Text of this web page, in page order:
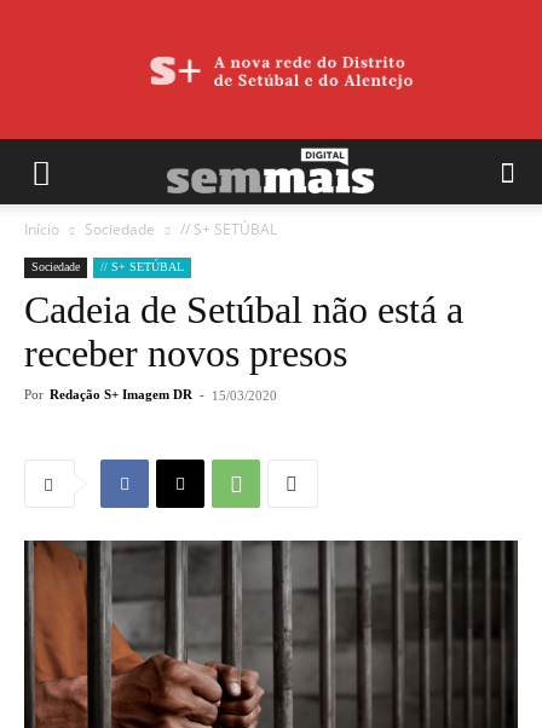
Início Sociedade // S+ SETÚBAL
Sociedade // S+ SETÚBAL
Cadeia de Setúbal não está a
receber novos presos
Por Redação S+ Imagem DR - 15/03/2020